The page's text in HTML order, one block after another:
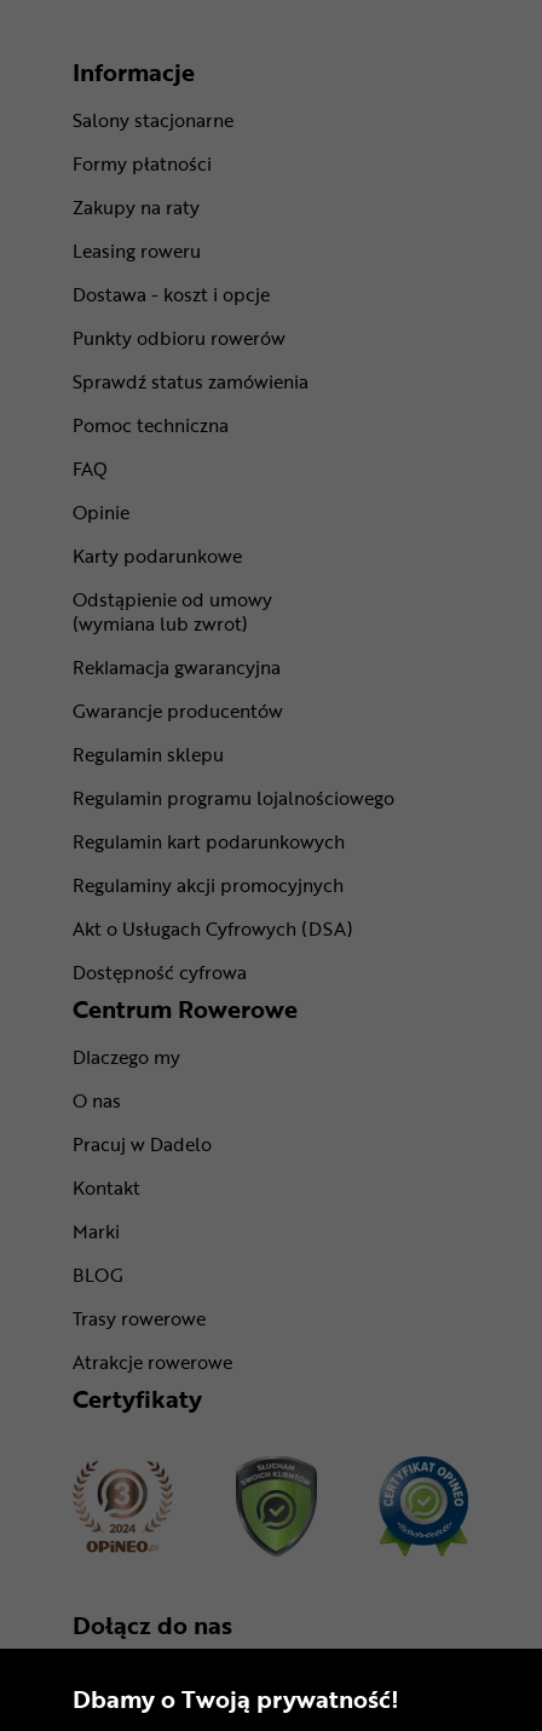
Informacje
Salony stacjonarne
Formy płatności
Zakupy na raty
Leasing roweru
Dostawa - koszt i opcje
Punkty odbioru rowerów
Sprawdź status zamówienia
Pomoc techniczna
FAQ
Opinie
Karty podarunkowe
Odstąpienie od umowy
(wymiana lub zwrot)
Reklamacja gwarancyjna
Gwarancje producentów
Regulamin sklepu
Regulamin programu lojalnościowego
Regulamin kart podarunkowych
Regulaminy akcji promocyjnych
Akt o Usługach Cyfrowych (DSA)
Dostępność cyfrowa
Centrum Rowerowe
Dlaczego my
O nas
Pracuj w Dadelo
Kontakt
Marki
BLOG
Trasy rowerowe
Atrakcje rowerowe
Certyfikaty
Dołącz do nas
Dbamy o Twoją prywatność!